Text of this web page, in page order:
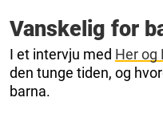
Vanskelig for
I et intervju med Her og
den tunge tiden, og
barna.